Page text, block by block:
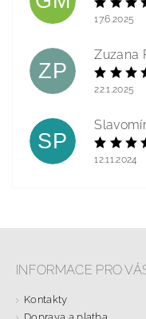
17.6.2025
ZP
Zuzana
22.1.2025
SP
12.11.2024
INFORMACE PRO
Kontakty